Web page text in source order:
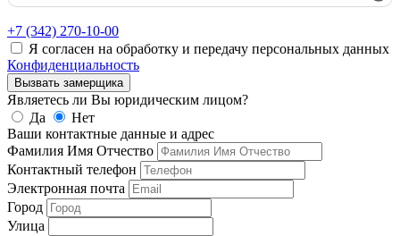
+7 (342) 270-10-00
Я согласен на обработку и передачу персональных данных
Конфиденциальность
Вызвать замерщика
Являетесь ли Вы юридическим лицом?
Да
Нет
Ваши контактные данные и адрес
Фамилия Имя Отчество
Контактный телефон
Электронная почта
Город
Улица